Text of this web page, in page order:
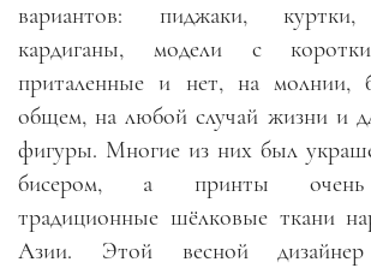
вариантов: пиджаки, куртки,
кардиганы, модели с
приталенные и нет, на молнии,
общем, на любой случай жизни и
фигуры. Многие из них был
бисером, а принты очень
традиционные шёлковые ткани
Азии. Этой весной